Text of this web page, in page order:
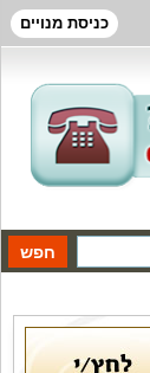
כניסת מנויים